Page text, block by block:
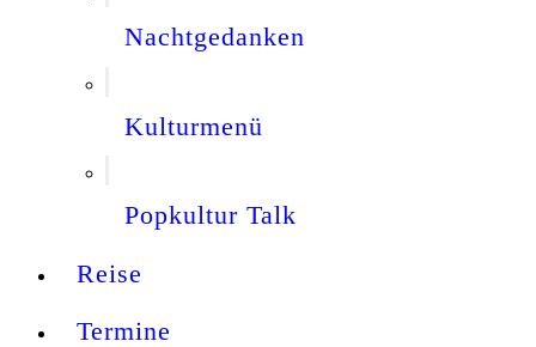
Nachtgedanken
Kulturmenü
Popkultur Talk
Reise
Termine